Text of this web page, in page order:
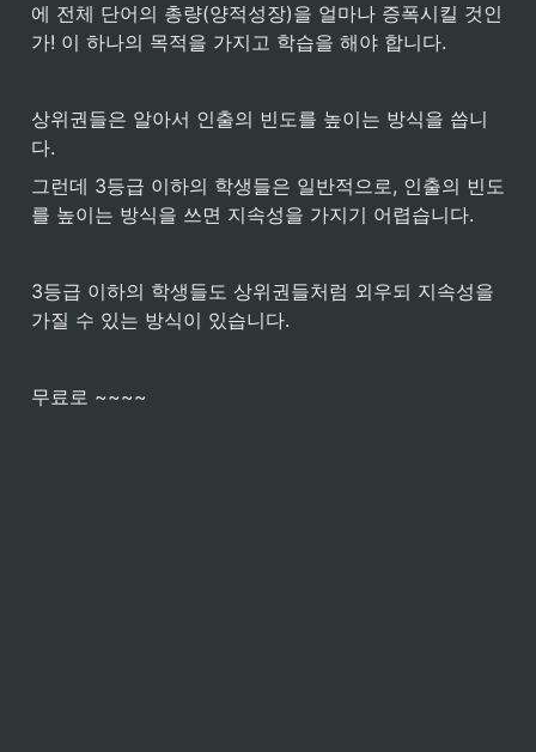
에 전체 단어의 총량(양적성장)을 얼마나 증폭시킬 것인
가! 이 하나의 목적을 가지고 학습을 해야 합니다.
상위권들은 알아서 인출의 빈도를 높이는 방식을 씁니
다.
그런데 3등급 이하의 학생들은 일반적으로, 인출의 빈도
를 높이는 방식을 쓰면 지속성을 가지기 어렵습니다.
3등급 이하의 학생들도 상위권들처럼 외우되 지속성을
가질 수 있는 방식이 있습니다.
무료로 ~~~~